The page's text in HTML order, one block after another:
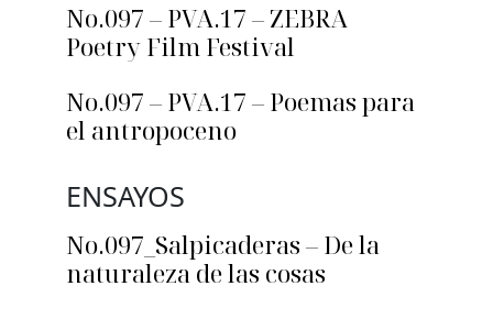
No.097 – PVA.17 – ZEBRA
Poetry Film Festival
No.097 – PVA.17 – Poemas para
el antropoceno
ENSAYOS
No.097_Salpicaderas – De la
naturaleza de las cosas